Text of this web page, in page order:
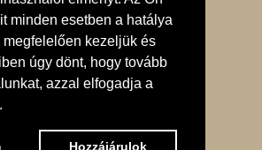
minden esetben a hatálya
kezeljük és
úgy dönt, hogy tovább
azzal elfogadja a
Hozzájárulok
módosítása